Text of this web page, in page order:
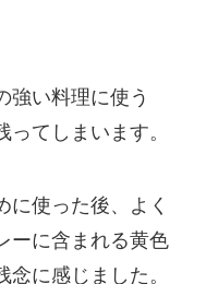
強い料理に使う
てしまいます。
に使った後、よく
ーに含まれる黄色
に感じました。